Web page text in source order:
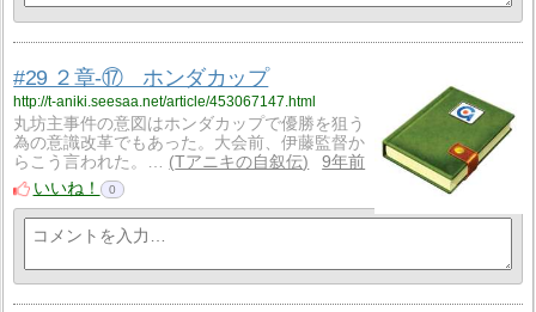
#29 ２章-⑰ ホンダカップ
http://t-aniki.seesaa.net/article/453067147.html
丸坊主事件の意図はホンダカップで優勝を狙う
為の意識改革でもあった。大会前、伊藤監督か
らこう言われた。…
Tアニキの自叙伝
9年前
いいね！
0